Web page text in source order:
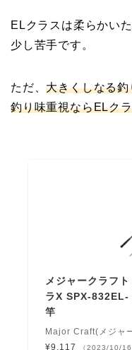
ELクラスは柔らかい
少し苦手です。
ただ、大きくしなる
釣り味重視ならELク
メジャークラフ
ラX SPX-832EL-
竿
Major Craft(メジャ
¥9,117
（2023/10/